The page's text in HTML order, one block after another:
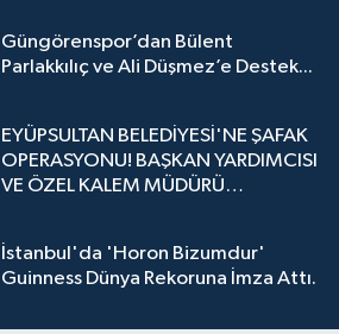
Güngörenspor’dan Bülent
Parlakkılıç ve Ali Düşmez’e Destek...
EYÜPSULTAN BELEDİYESİ'NE ŞAFAK
OPERASYONU! BAŞKAN YARDIMCISI
VE ÖZEL KALEM MÜDÜRÜ
İstanbul'da 'Horon Bizumdur'
Guinness Dünya Rekoruna İmza Attı.